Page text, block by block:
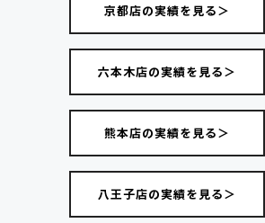
京都店の実績を見る＞
六本木店の実績を見る＞
熊本店の実績を見る＞
八王子店の実績を見る＞